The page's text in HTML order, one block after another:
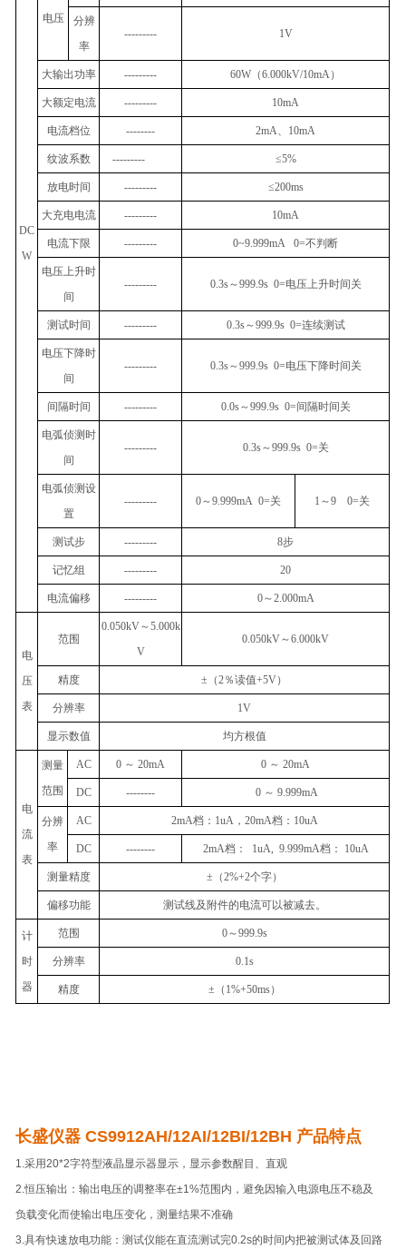
DC
W
电压
分辨
率
--------- 1V
大输出功率 --------- 60W （6.000kV/10mA ）
大额定电流 --------- 10mA
电流档位 -------- 2mA 10mA
纹波系数 --------- ≤5%
放电时间 --------- ≤200ms
大充电电流 --------- 10mA
电流下限 --------- 0~9.999mA 0=不判断
电压上升时
间
--------- 0.3s～999.9s 0=电压上升时间关
测试时间 --------- 0.3s～999.9s 0=连续测试
电压下降时
间
--------- 0.3s～999.9s 0=电压下降时间关
间隔时间 --------- 0.0s～999.9s 0=间隔时间关
电弧侦测时
间
--------- 0.3s～999.9s 0=关
电弧侦测设
置
--------- 0～9.999mA 0=关 1 ～9 0=关
测试步 --------- 8步
记忆组 --------- 20
电流偏移 --------- 0～2.000mA
电
压
表
范围
0.050kV～5.000k
V
0.050kV～6.000kV
精度 ± （2％读值+5V）
分辨率 1V
显示数值 均方根值
电
流
表
测量
范围
AC 0 ～ 20mA 0 ～ 20mA
DC -------- 0 ～ 9.999mA
分辨
率
AC 2mA档： 1uA ， 20mA档： 10uA
DC -------- 2mA档： 1uA, 9.999mA档： 10uA
测量精度 ± （2%+2个字）
偏移功能 测试线及附件的电流可以被减去。
计
时
器
范围 0～999.9s
分辨率 0.1s
精度 ± （ 1%+50ms）
长盛仪器 CS9912AH/12AI/12BI/12BH 产品特点
1.采用20*2字符型液晶显示器显示，显示参数醒目、直观
2.恒压输出：输出电压的调整率在±1%范围内，避免因输入电源电压不稳及
负载变化而使输出电压变化，测量结果不准确
3.具有快速放电功能：测试仪能在直流测试完0.2s的时间内把被测试体及回路